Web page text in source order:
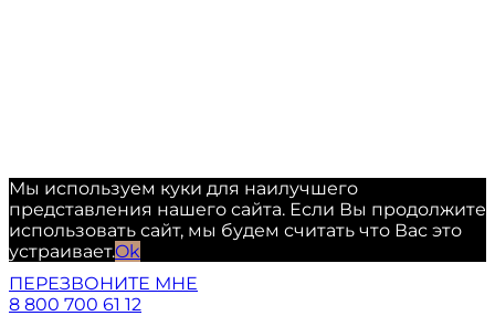
Мы используем куки для наилучшего
представления нашего сайта. Если Вы продолжите
использовать сайт, мы будем считать что Вас это
устраивает.Ok
ПЕРЕЗВОНИТЕ МНЕ
8 800 700 61 12